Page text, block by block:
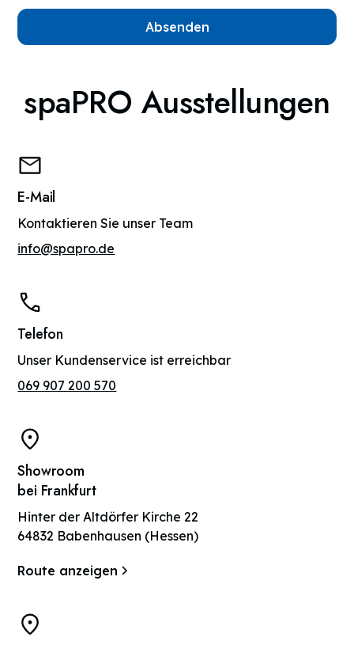
spaPRO Ausstellungen
E-Mail
Kontaktieren Sie unser Team
info@spapro.de
Telefon
Unser Kundenservice ist erreichbar
069 907 200 570
Showroom
bei Frankfurt
Hinter der Altdörfer Kirche 22
64832 Babenhausen (Hessen)
Route anzeigen